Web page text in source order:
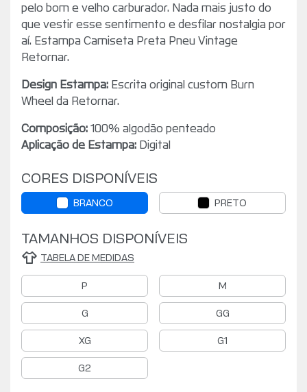
pelo bom e velho carburador. Nada mais justo do
que vestir esse sentimento e desfilar nostalgia por
aí. Estampa Camiseta Preta Pneu Vintage
Retornar.
Design Estampa: Escrita original custom Burn
Wheel da Retornar.
Composição:100% algodão penteado
Aplicação de Estampa: Digital
CORES DISPONÍVEIS
BRANCO PRETO
TAMANHOS DISPONÍVEIS
TABELA DE MEDIDAS
P M
G GG
XG G1
G2